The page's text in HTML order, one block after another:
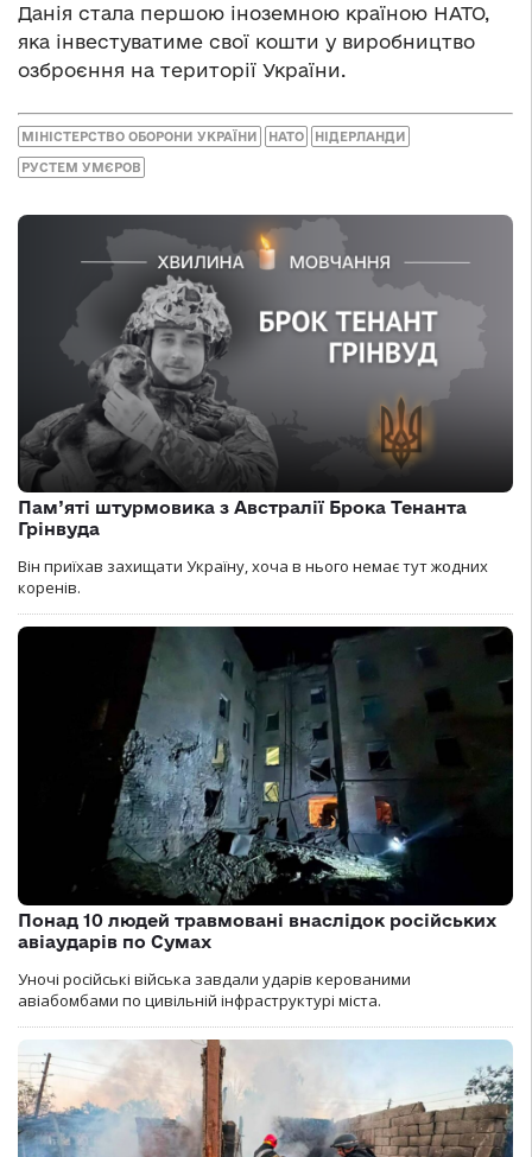
Данія стала першою іноземною країною НАТО,
яка інвестуватиме свої кошти у виробництво
озброєння на території України.
МІНІСТЕРСТВО ОБОРОНИ УКРАЇНИ НАТО НІДЕРЛАНДИ
РУСТЕМ УМЄРОВ
Пам’яті штурмовика з Австралії Брока Тенанта
Грінвуда
Він приїхав захищати Україну, хоча в нього немає тут жодних
коренів.
Понад 10 людей травмовані внаслідок російських
авіаударів по Сумах
Уночі російські війська завдали ударів керованими
авіабомбами по цивільній інфраструктурі міста.